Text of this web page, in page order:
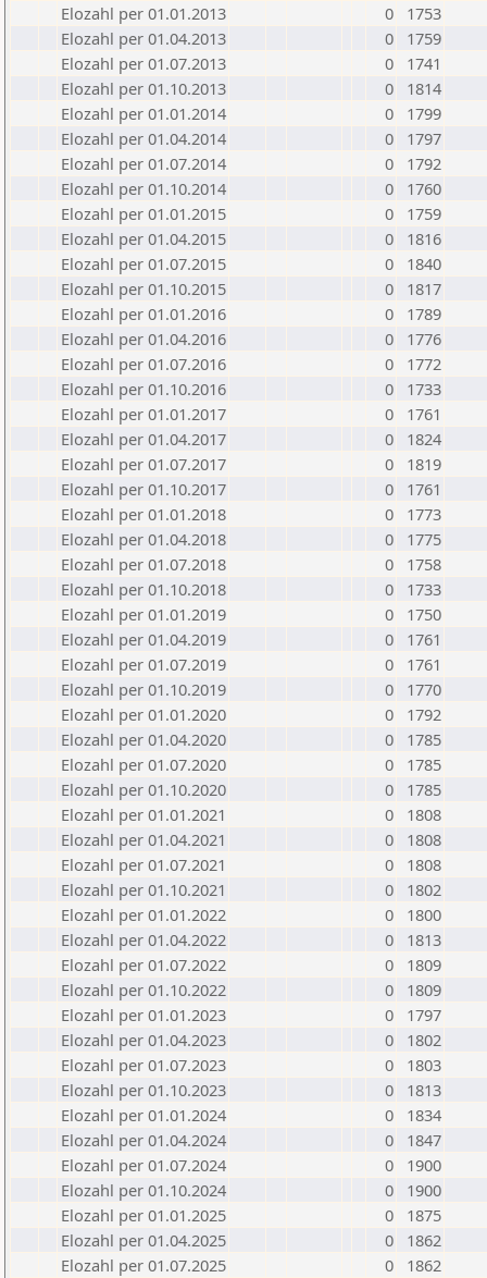
Elozahl per 01.01.2013
0
1753
Elozahl per 01.04.2013
0
1759
Elozahl per 01.07.2013
0
1741
Elozahl per 01.10.2013
0
1814
Elozahl per 01.01.2014
0
1799
Elozahl per 01.04.2014
0
1797
Elozahl per 01.07.2014
0
1792
Elozahl per 01.10.2014
0
1760
Elozahl per 01.01.2015
0
1759
Elozahl per 01.04.2015
0
1816
Elozahl per 01.07.2015
0
1840
Elozahl per 01.10.2015
0
1817
Elozahl per 01.01.2016
0
1789
Elozahl per 01.04.2016
0
1776
Elozahl per 01.07.2016
0
1772
Elozahl per 01.10.2016
0
1733
Elozahl per 01.01.2017
0
1761
Elozahl per 01.04.2017
0
1824
Elozahl per 01.07.2017
0
1819
Elozahl per 01.10.2017
0
1761
Elozahl per 01.01.2018
0
1773
Elozahl per 01.04.2018
0
1775
Elozahl per 01.07.2018
0
1758
Elozahl per 01.10.2018
0
1733
Elozahl per 01.01.2019
0
1750
Elozahl per 01.04.2019
0
1761
Elozahl per 01.07.2019
0
1761
Elozahl per 01.10.2019
0
1770
Elozahl per 01.01.2020
0
1792
Elozahl per 01.04.2020
0
1785
Elozahl per 01.07.2020
0
1785
Elozahl per 01.10.2020
0
1785
Elozahl per 01.01.2021
0
1808
Elozahl per 01.04.2021
0
1808
Elozahl per 01.07.2021
0
1808
Elozahl per 01.10.2021
0
1802
Elozahl per 01.01.2022
0
1800
Elozahl per 01.04.2022
0
1813
Elozahl per 01.07.2022
0
1809
Elozahl per 01.10.2022
0
1809
Elozahl per 01.01.2023
0
1797
Elozahl per 01.04.2023
0
1802
Elozahl per 01.07.2023
0
1803
Elozahl per 01.10.2023
0
1813
Elozahl per 01.01.2024
0
1834
Elozahl per 01.04.2024
0
1847
Elozahl per 01.07.2024
0
1900
Elozahl per 01.10.2024
0
1900
Elozahl per 01.01.2025
0
1875
Elozahl per 01.04.2025
0
1862
Elozahl per 01.07.2025
0
1862